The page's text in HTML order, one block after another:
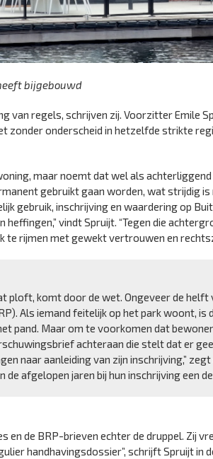
bijgebouwd
regels, schrijven zij. Voorzitter Emile
zonder onderscheid in hetzelfde strikte
maar noemt dat wel als
gebruikt gaan worden, wat strijdig is
gebruik, inschrijving en waardering op
vindt Spruijt. “Tegen die
rijmen met gewekt vertrouwen en
ploft, komt door de wet. Ongeveer de helft
Als iemand feitelijk op het park woont, is
pand. Maar om te voorkomen dat
achteraan die stelt dat er
naar aanleiding van zijn inschrijving,”
afgelopen jaren bij hun inschrijving een
de BRP-brieven echter de druppel. Zij
handhavingsdossier”, schrijft Spruijt in